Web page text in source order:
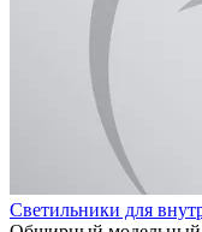
Светильники для